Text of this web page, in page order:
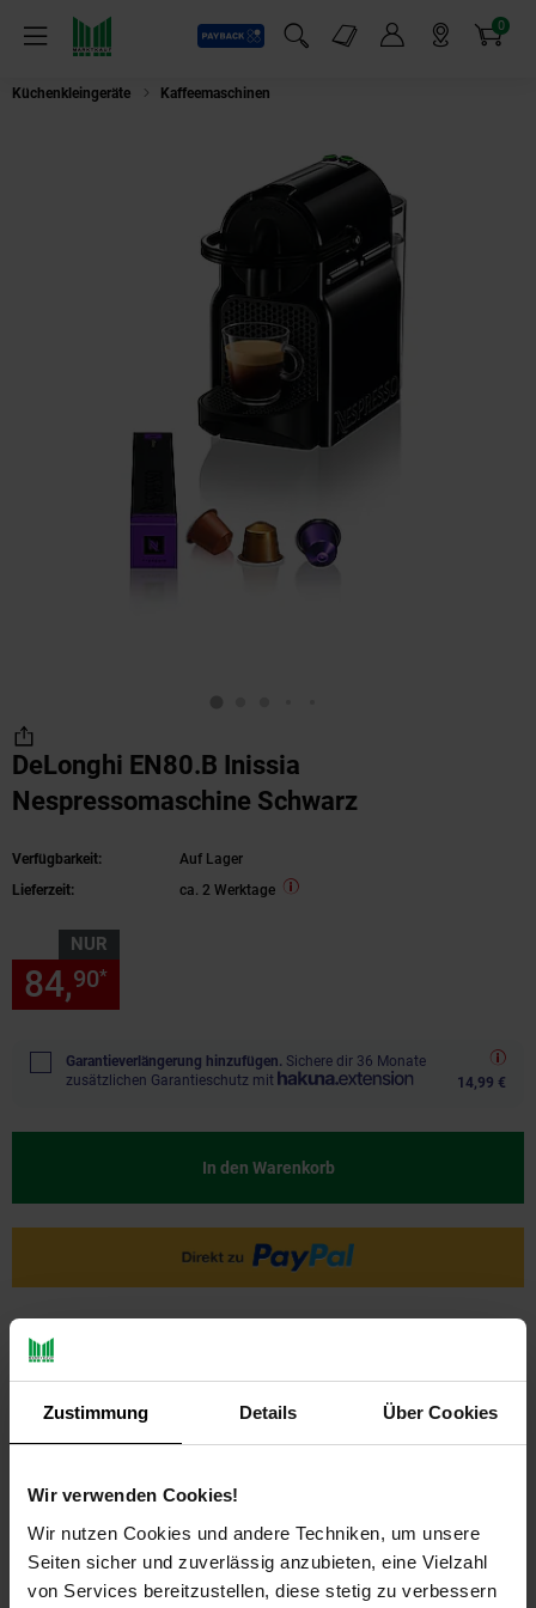
Zustimmung Details Über Cookies
Wir verwenden Cookies!
Wir nutzen Cookies und andere Techniken, um unsere
Seiten sicher und zuverlässig anzubieten, eine Vielzahl
von Services bereitzustellen, diese stetig zu verbessern
Menü
Payback
Suchfeld einblenden
Markt-Angebote 0
Artikel
Küchenkleingeräte Kaffeemaschinen
DeLonghi EN80.B Inissia
Nespressomaschine Schwarz
Verfügbarkeit:
Auf Lager
Lieferzeit:
ca. 2 Werktage
NUR
84,90*
Garantieverlängerung hinzufügen. Sichere dir 36 Monate
zusätzlichen Garantieschutz mit
14,99 €
In den Warenkorb
PAYBACK
Payback Punkte Basis°Punkte:
42
Extra°Punkte:
0